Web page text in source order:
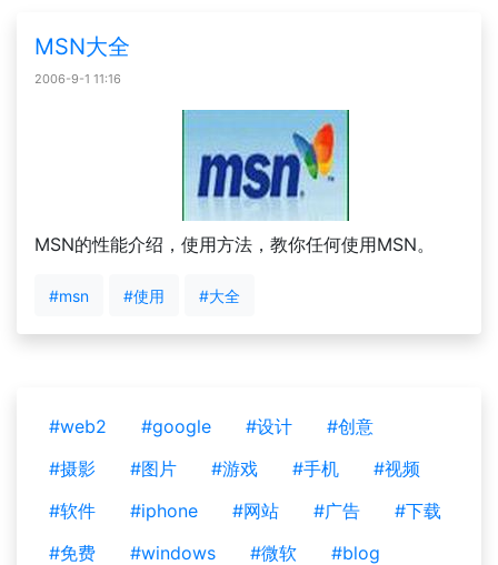
MSN大全
2006-9-1 11:16
MSN的性能介绍，使用方法，教你任何使用MSN。
#msn #使用 #大全
#web2 #google #设计
#创意
#摄影
#图片 #游戏 #手机
#视频
#软件
#iphone #网站 #广告
#下载
#免费
#windows #微软
#blog